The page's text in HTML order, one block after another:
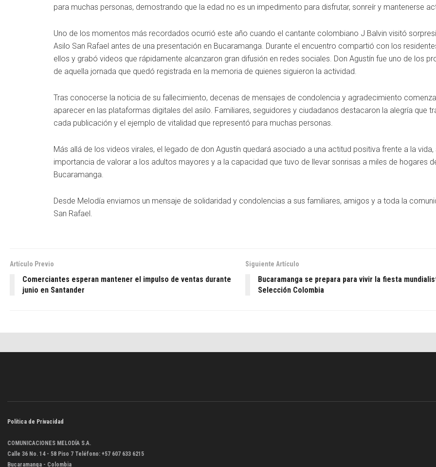
para muchas personas, demostrando que la edad no es un impedimento para disfrutar, sonreír y mantenerse
Uno de los momentos más recordados ocurrió este año cuando el cantante colombiano J Balvin visitó
Asilo San Rafael antes de una presentación en Bucaramanga. Durante el encuentro compartió con los
ellos y grabó videos que rápidamente alcanzaron gran difusión en redes sociales. Don Agustín fue uno de los
de aquella jornada que quedó registrada en la memoria de quienes siguieron la actividad.
Tras conocerse la noticia de su fallecimiento, decenas de mensajes de condolencia y agradecimiento
aparecer en las plataformas digitales del asilo. Familiares, seguidores y ciudadanos destacaron la alegría que
cada publicación y el ejemplo de vitalidad que representó para muchas personas.
Más allá de los videos virales, el legado de don Agustín quedará asociado a una actitud positiva frente a la vida,
importancia de valorar a los adultos mayores y a la capacidad que tuvo de llevar sonrisas a miles de hogares
Bucaramanga.
Desde Melodía enviamos un mensaje de solidaridad y condolencias a sus familiares, amigos y a toda la
San Rafael.
Artículo Previo
Comerciantes esperan mantener el impulso de ventas durante
junio en Santander
Siguiente Artículo
Bucaramanga se prepara para vivir la fiesta
Selección Colombia
Política de Privacidad
COMUNICACIONES MELODÍA S.A.
Calle 36 No. 14 - 58 Piso 7 Teléfono: +57 607 633 6215
Bucaramanga - Colombia